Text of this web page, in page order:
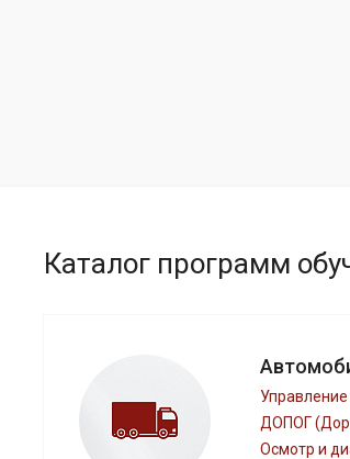
Каталог программ
ДОПОГ
Осмотр и